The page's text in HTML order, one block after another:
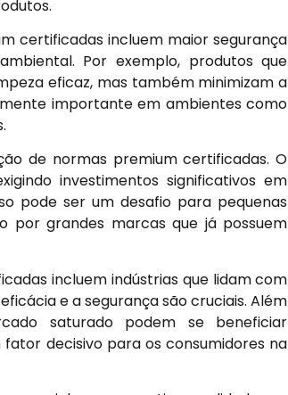
certificadas incluem maior segurança
Por exemplo, produtos que
eficaz, mas também minimizam a
importante em ambientes como
de normas premium certificadas. O
investimentos significativos em
pode ser um desafio para pequenas
por grandes marcas que já possuem
incluem indústrias que lidam com
e a segurança são cruciais. Além
saturado podem se beneficiar
decisivo para os consumidores na